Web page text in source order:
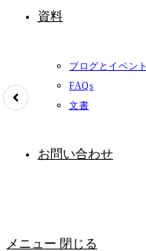
資料
ブログとイベント
FAQs
文書
お問い合わせ
メニュー 閉じる